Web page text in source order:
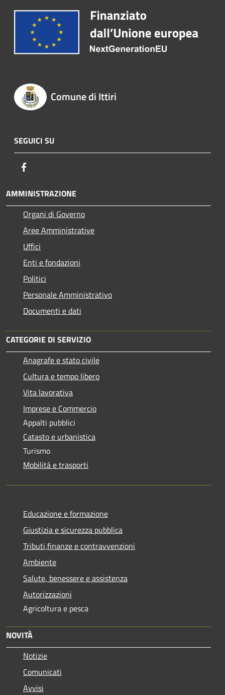
Comune di Ittiri
SEGUICI SU
AMMINISTRAZIONE
Organi di Governo
Aree Amministrative
Uffici
Enti e fondazioni
Politici
Personale Amministrativo
Documenti e dati
CATEGORIE DI SERVIZIO
Anagrafe e stato civile
Cultura e tempo libero
Vita lavorativa
Imprese e Commercio
Appalti pubblici
Catasto e urbanistica
Turismo
Mobilità e trasporti
Educazione e formazione
Giustizia e sicurezza pubblica
Tributi,finanze e contravvenzioni
Ambiente
Salute, benessere e assistenza
Autorizzazioni
Agricoltura e pesca
NOVITÀ
Notizie
Comunicati
Avvisi